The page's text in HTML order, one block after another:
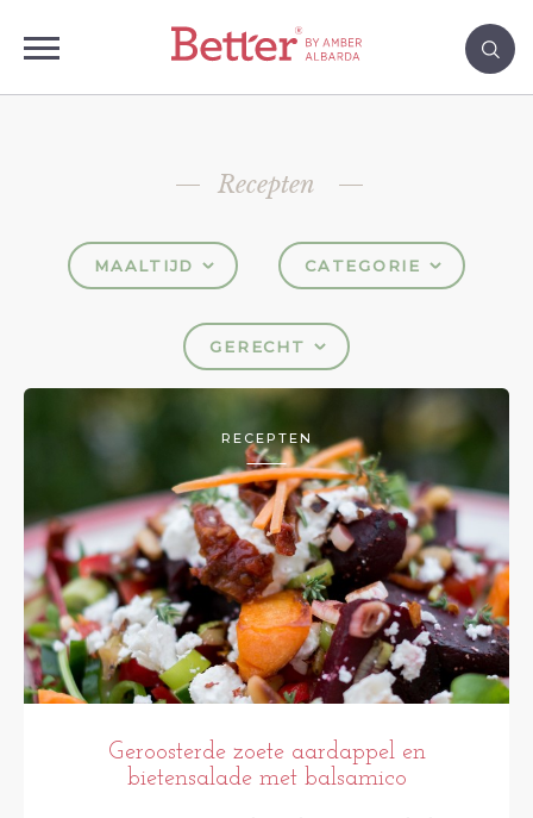
Recepten
MAALTIJD CATEGORIE
GERECHT
RECEPTEN
Geroosterde zoete aardappel en
bietensalade met balsamico